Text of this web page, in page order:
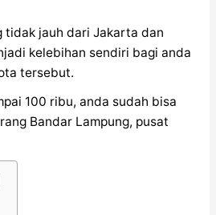
tidak jauh dari Jakarta dan
kelebihan sendiri bagi anda
tersebut.
100 ribu, anda sudah bisa
Bandar Lampung, pusat